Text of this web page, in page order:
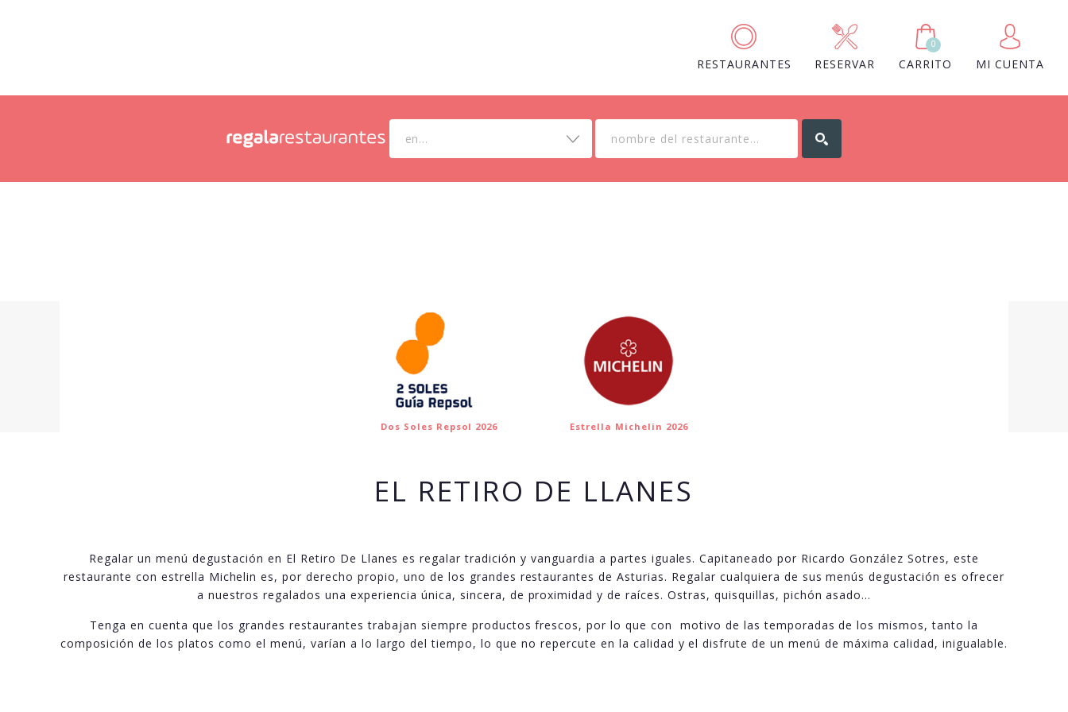
RESTAURANTES RESERVAR
0
CARRITO MI CUENTA
en...
Dos Soles Repsol 2026 Estrella Michelin 2026
EL RETIRO DE LLANES
Regalar un menú degustación en El Retiro De Llanes es regalar tradición y vanguardia a partes iguales. Capitaneado por Ricardo González Sotres, este
restaurante con estrella Michelin es, por derecho propio, uno de los grandes restaurantes de Asturias. Regalar cualquiera de sus menús degustación es ofrecer
a nuestros regalados una experiencia única, sincera, de proximidad y de raíces. Ostras, quisquillas, pichón asado…
Tenga en cuenta que los grandes restaurantes trabajan siempre productos frescos, por lo que con motivo de las temporadas de los mismos, tanto la
composición de los platos como el menú, varían a lo largo del tiempo, lo que no repercute en la calidad y el disfrute de un menú de máxima calidad, inigualable.